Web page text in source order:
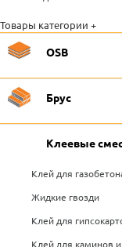
Товары категории +
OSB
Брус
Клеевые
Клей для
Жидкие гвозди
Клей для
Клей для каминов